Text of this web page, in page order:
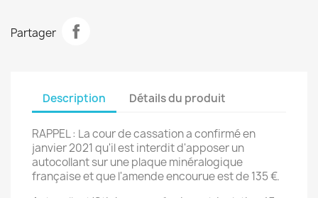
Partager
Description Détails du produit
RAPPEL : La cour de cassation a confirmé en
janvier 2021 qu'il est interdit d'apposer un
autocollant sur une plaque minéralogique
française et que l'amende encourue est de 135 €.